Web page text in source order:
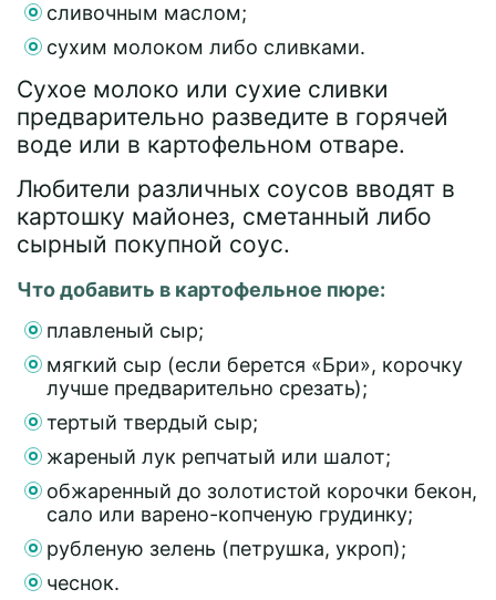
сливочным маслом;
сухим молоком либо сливками.
Сухое молоко или сухие сливки
предварительно разведите в горячей
воде или в картофельном отваре.
Любители различных соусов вводят в
картошку майонез, сметанный либо
сырный покупной соус.
Что добавить в картофельное пюре:
плавленый сыр;
мягкий сыр (если берется «Бри», корочку
лучше предварительно срезать);
тертый твердый сыр;
жареный лук репчатый или шалот;
обжаренный до золотистой корочки бекон,
сало или варено-копченую грудинку;
рубленую зелень (петрушка, укроп);
чеснок.